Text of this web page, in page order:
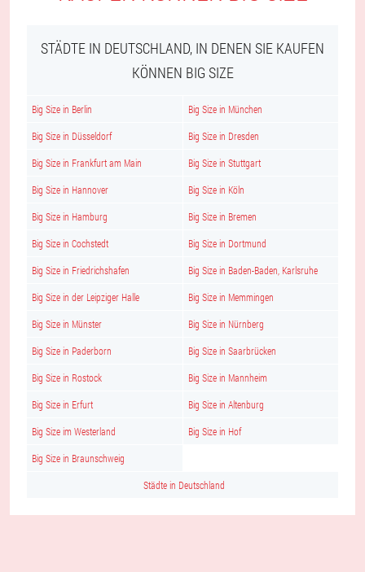
STÄDTE IN DEUTSCHLAND, IN DENEN SIE KAUFEN
KÖNNEN BIG SIZE
Big Size in Berlin Big Size in München
Big Size in Düsseldorf Big Size in Dresden
Big Size in Frankfurt am Main Big Size in Stuttgart
Big Size in Hannover Big Size in Köln
Big Size in Hamburg Big Size in Bremen
Big Size in Cochstedt Big Size in Dortmund
Big Size in Friedrichshafen Big Size in Baden-Baden, Karlsruhe
Big Size in der Leipziger Halle Big Size in Memmingen
Big Size in Münster Big Size in Nürnberg
Big Size in Paderborn Big Size in Saarbrücken
Big Size in Rostock Big Size in Mannheim
Big Size in Erfurt Big Size in Altenburg
Big Size im Westerland Big Size in Hof
Big Size in Braunschweig
Städte in Deutschland